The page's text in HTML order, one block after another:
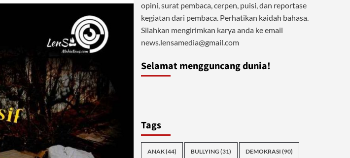
opini, surat pembaca, cerpen, puisi, dan reportase
kegiatan dari pembaca. Perhatikan kaidah bahasa.
Silahkan mengirimkan karya anda ke email
news.lensamedia@gmail.com
Selamat mengguncang dunia!
Tags
ANAK(44) BULLYING (31) DEMOKRASI (90)